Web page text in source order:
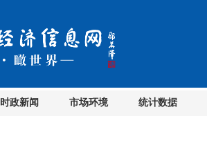
时政新闻 市场环境 统计数据